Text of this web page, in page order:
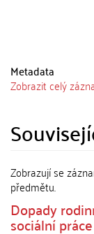
Metadata
Zobrazit celý
Zobrazují se
předmětu.
Dopady
sociální práce